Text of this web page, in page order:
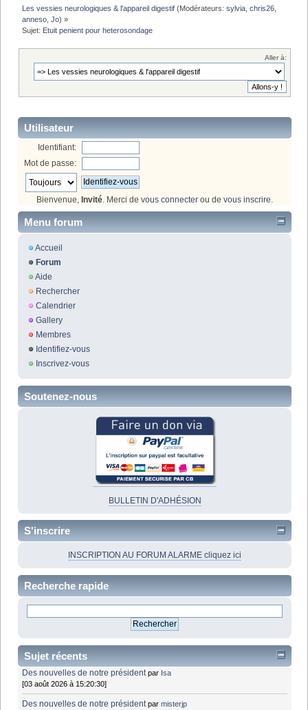
Les vessies neurologiques & l'appareil digestif (Modérateurs:sylvia ,chris26
anneso ,Jo) »
Sujet: Etuit penient pour heterosondage
Aller à:
Utilisateur
Identifiant:
Mot de passe:
Bienvenue, Invité. Merci de vous connecter ou de vous inscrire.
Menu forum
Accueil
Forum
Aide
Rechercher
Calendrier
Gallery
Membres
Identifiez-vous
Inscrivez-vous
Soutenez-nous
BULLETIN D'ADHÉSION
S'inscrire
INSCRIPTION AU FORUM ALARME cliquez ici
Recherche rapide
Sujet récents
Des nouvelles de notre président par Isa
[03 août 2026 à 15:20:30]
Des nouvelles de notre président parmisterjp